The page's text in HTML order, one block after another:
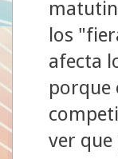
los
afecta
porque
ver que